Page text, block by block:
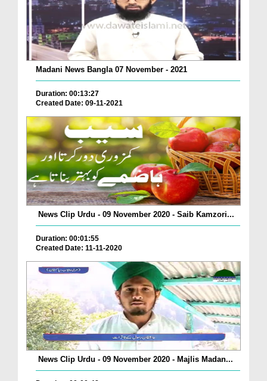
Madani News Bangla 07 November - 2021
Duration: 00:13:27
Created Date: 09-11-2021
News Clip Urdu - 09 November 2020 - Saib Kamzori...
Duration: 00:01:55
Created Date: 11-11-2020
News Clip Urdu - 09 November 2020 - Majlis Madan...